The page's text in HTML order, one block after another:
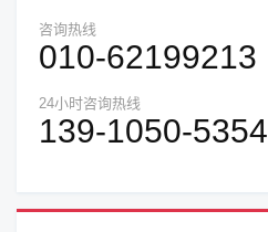
咨询热线
010-62199213
24小时咨询热线
139-1050-5354